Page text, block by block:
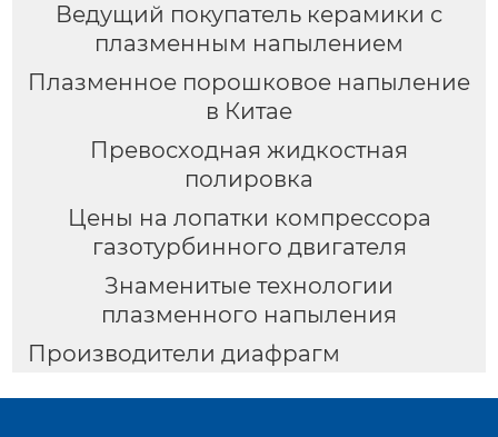
Ведущий покупатель керамики с
плазменным напылением
Плазменное порошковое напыление
в Китае
Превосходная жидкостная
полировка
Цены на лопатки компрессора
газотурбинного двигателя
Знаменитые технологии
плазменного напыления
Производители диафрагм